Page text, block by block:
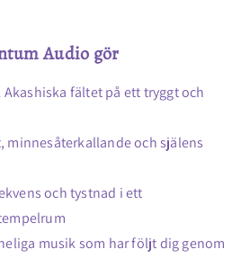
Audio gör
fältet på ett tryggt och
minnesåterkallande och själens
och tystnad i ett
musik som har följt dig genom